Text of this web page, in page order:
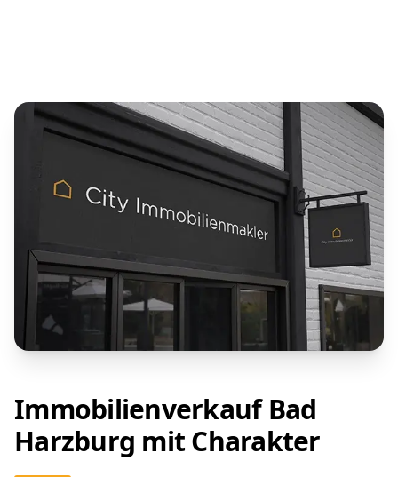
Immobilienverkauf Bad
Harzburg mit Charakter